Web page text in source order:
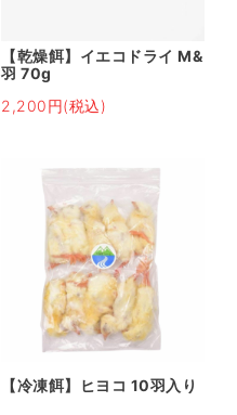
【乾燥餌】イエコドライ M&
羽 70g
2,200円(税込)
【冷凍餌】ヒヨコ 10羽入り